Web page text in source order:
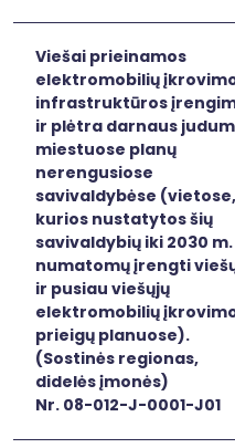
Viešai prieinamos
elektromobilių
infrastruktūros
ir plėtra darnaus
miestuose planų
nerengusiose
savivaldybėse (vietose,
kurios nustatytos šių
savivaldybių iki 2030 m.
numatomų įrengti
ir pusiau viešųjų
elektromobilių
prieigų planuose).
(Sostinės regionas,
didelės įmonės)
Nr. 08-012-J-0001-J01